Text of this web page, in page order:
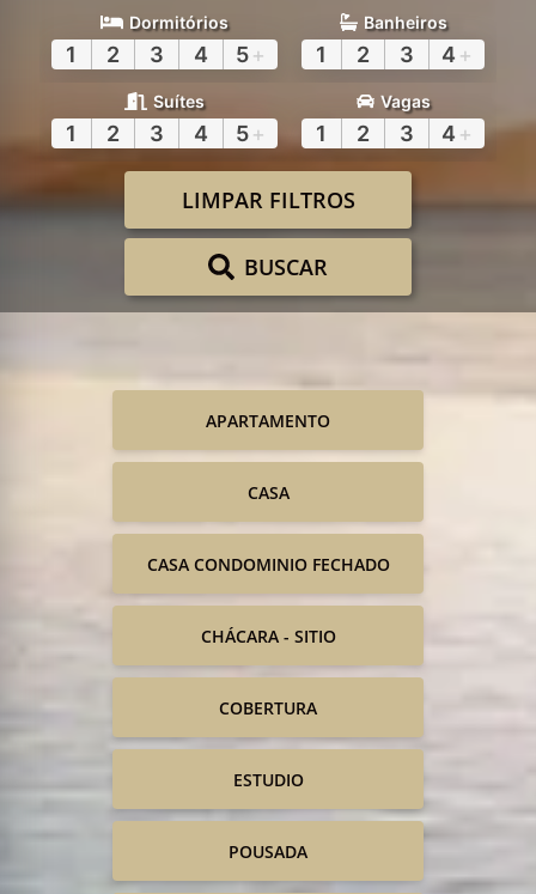
Dormitórios
1 2 3 4 5+
Banheiros
1 2 3 4 +
Suítes
1 2 3 4 5+
Vagas
1 2 3 4 +
LIMPAR FILTROS
BUSCAR
APARTAMENTO
CASA
CASA CONDOMINIO FECHADO
CHÁCARA - SITIO
COBERTURA
ESTUDIO
POUSADA